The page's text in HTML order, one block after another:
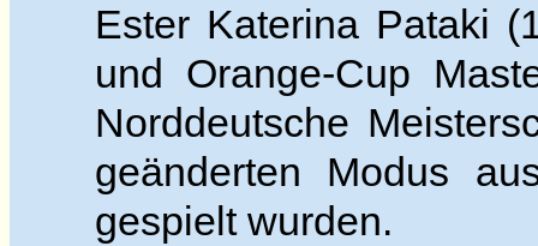
Ester Katerina Pataki
und Orange-Cup
Norddeutsche
geänderten Modus
gespielt wurden.